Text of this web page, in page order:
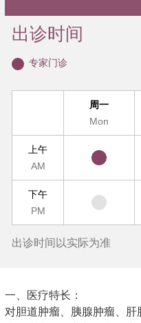
出诊时间
专家门诊
周一
Mon
上午
AM
下午
PM
出诊时间以实际为准
一、医疗特长：
对胆道肿瘤、胰腺肿瘤、